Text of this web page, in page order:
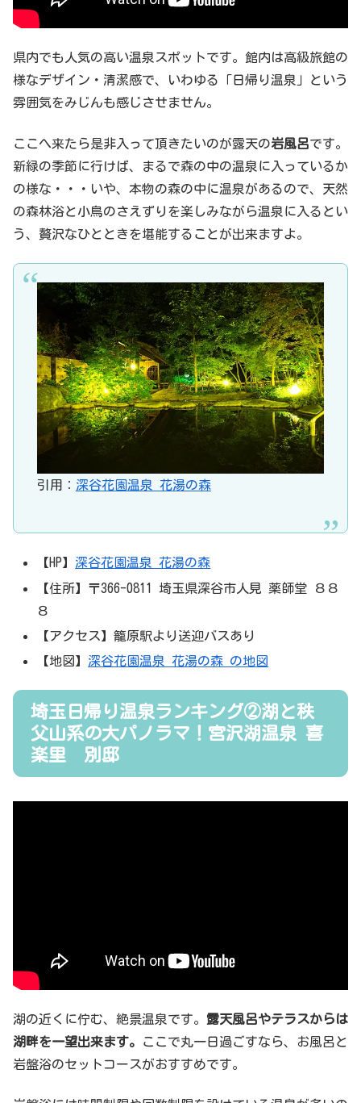
県内でも人気の高い温泉スポットです。館内は高級旅館の
様なデザイン・清潔感で、いわゆる「日帰り温泉」という
雰囲気をみじんも感じさせません。
ここへ来たら是非入って頂きたいのが露天の岩風呂です。
新緑の季節に行けば、まるで森の中の温泉に入っているか
の様な・・・いや、本物の森の中に温泉があるので、天然
の森林浴と小鳥のさえずりを楽しみながら温泉に入るとい
う、贅沢なひとときを堪能することが出来ますよ。
引用： 深谷花園温泉 花湯の森
【HP】 深谷花園温泉 花湯の森
【住所】〒366-0811 埼玉県深谷市人見 薬師堂 ８８
８
【アクセス】籠原駅より送迎バスあり
【地図】 深谷花園温泉 花湯の森 の地図
埼玉日帰り温泉ランキング②湖と秩
父山系の大パノラマ！宮沢湖温泉 喜
楽里 別邸
湖の近くに佇む、絶景温泉です。 露天風呂やテラスからは
湖畔を一望出来ます。
ここで丸一日過ごすなら、お風呂と
岩盤浴のセットコースがおすすめです。